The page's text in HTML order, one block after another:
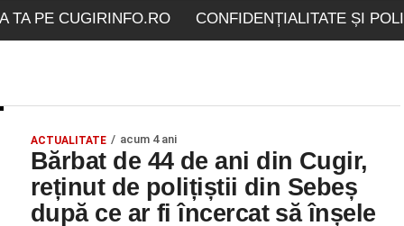
TA PE CUGIRINFO.RO CONFIDENȚIALITATE ȘI
etichetate
ACTUALITATE acum 4 ani
Bărbat de 44 de ani din Cugir,
reținut de polițiștii din Sebeș
după ce ar fi încercat să înșele